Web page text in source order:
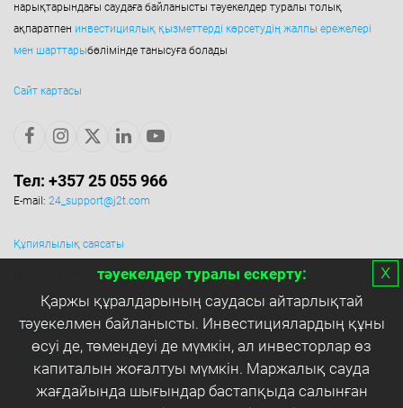
х
тәуекелдер туралы ескерту:
Қаржы құралдарының саудасы айтарлықтай
тәуекелмен байланысты. Инвестициялардың құны
өсуі де, төмендеуі де мүмкін, ал инвесторлар өз
капиталын жоғалтуы мүмкін. Маржалық сауда
жағдайында шығындар бастапқыда салынған
нарықтарындағы саудаға байланысты тәуекелдер туралы толық
ақпаратпен инвестициялық қызметтерді көрсетудің жалпы ережелері
мен шарттарыбөлімінде танысуға болады
Сайт картасы
Тел: +357 25 055 966
E-mail: 24_support@j2t.com
Құпиялылық саясаты
Ережелер мен шарттар
Шектеулер
AML саясаты
Компания туралы
Бізбен хабарласыңыз